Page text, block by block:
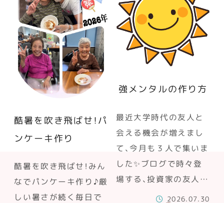
酷暑を吹き飛ばせ！パ
ンケーキ作り
酷暑を吹き飛ばせ！みん
なでパンケーキ作り♪厳
しい暑さが続く毎日で
強メンタルの作り方
最近大学時代の友人と
会える機会が増えまし
て、今月も３人で集いま
した✨ブログで時々登
場する、投資家の友人…
2026.07.30